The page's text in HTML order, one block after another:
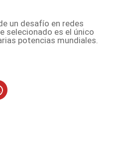
un desafío en redes
selecionado es el único
potencias mundiales.